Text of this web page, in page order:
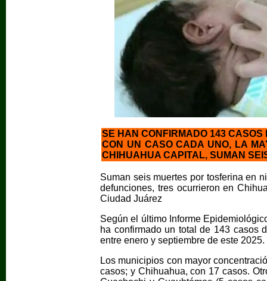
SE HAN CONFIRMADO 143
CON UN CASO CADA UNO, LA
CHIHUAHUA CAPITAL, SUMAN
Suman seis muertes por tosferina en
defunciones, tres ocurrieron en
Ciudad Juárez
Según el último Informe
ha confirmado un total de 143 casos
entre enero y septiembre de este 2025.
Los municipios con mayor
casos; y Chihuahua, con 17 casos.